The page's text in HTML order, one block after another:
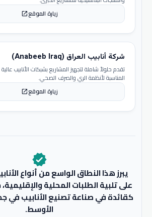
زيارة الموقعopen_in_new
شركة أنابيب العراق (Anabeeb Iraq)
تقدم حلولاً شاملة لتجهيز المشاريع بشبكات الأنابيب
المناسبة لأنظمة الري والصرف الصحي.
زيارة الموقعopen_in_new
verified
يبرز هذا النطاق الواسع من أنواع
على تلبية الطلبات المحلية
كقائدة في صناعة تصنيع الأنابيب في
الأوسط.